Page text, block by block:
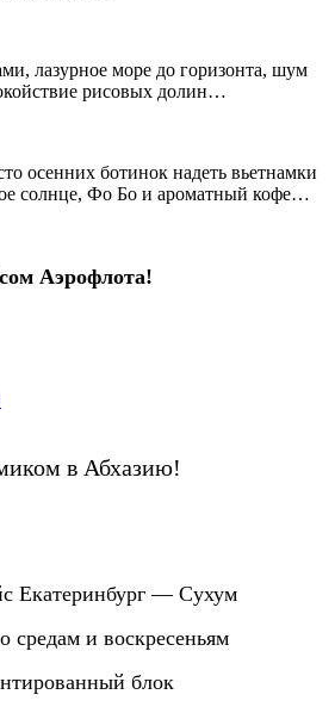
лазурное море до горизонта, шум
рисовых долин…
осенних ботинок надеть вьетнамки
солнце, Фо Бо и ароматный кофе…
Аэрофлота!
в Абхазию!
Екатеринбург — Сухум
средам и воскресеньям
блок